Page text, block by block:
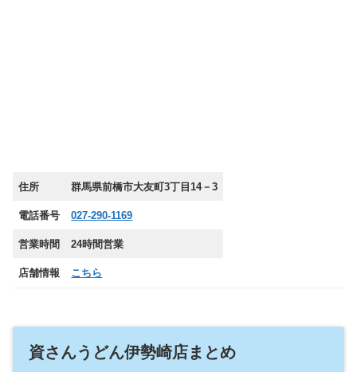
住所 群馬県前橋市大友町3丁目14－3
電話番号 027-290-1169
営業時間 24時間営業
店舗情報 こちら
資さんうどん伊勢崎店まとめ